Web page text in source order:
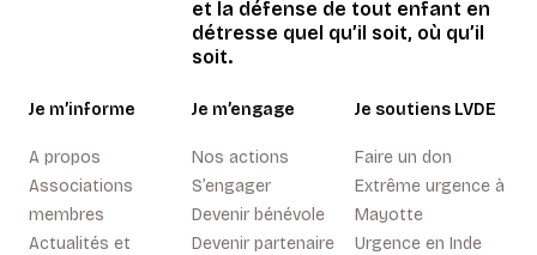
et la défense de tout enfant en
détresse quel qu’il soit, où qu’il
soit.
Je m’informe
A propos
Associations
membres
Actualités et
Je m’engage
Nos actions
S’engager
Devenir bénévole
Devenir partenaire
Je soutiens LVDE
Faire un don
Extrême urgence à
Mayotte
Urgence en Inde